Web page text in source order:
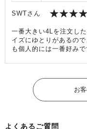
SWTさん
一番大きい4Lを注文し
イズにゆとりがあるの
も個人的には一番好みで
お
よくあるご質問